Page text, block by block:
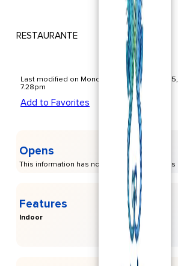
RESTAURANTE
Last modified on Monday, November 17 2025,
7.28pm
Add to Favorites
Opens
This information has not been provided to us
Features
Indoor